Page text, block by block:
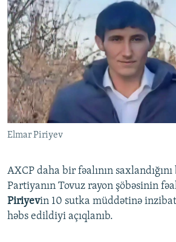
Elmar Piriyev
AXCP daha bir fəalının
Partiyanın Tovuz rayon şöbəsinin
Piriyevin 10 sutka müddətinə
həbs edildiyi açıqlanıb.